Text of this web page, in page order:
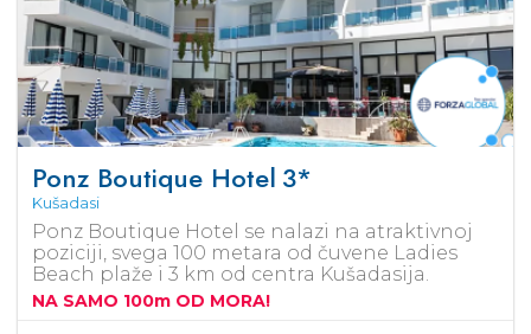
Ponz Boutique Hotel 3*
Kušadasi
Ponz Boutique Hotel se nalazi na atraktivnoj
poziciji, svega 100 metara od čuvene Ladies
Beach plaže i 3 km od centra Kušadasija.
NA SAMO 100m OD MORA!